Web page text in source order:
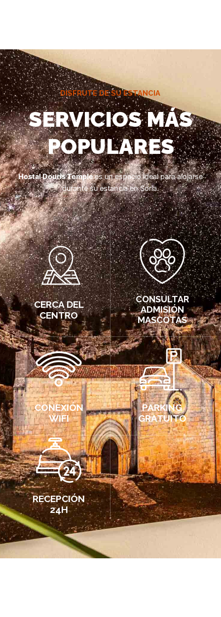
DISFRUTE DE SU ESTANCIA
SERVICIOS MÁS
POPULARES
Hostal Douris Templees un espacio ideal para alojarse
durante su estancia en Soria.
CERCA DEL
CENTRO
CONSULTAR
ADMISIÓN
MASCOTAS
CONEXIÓN
WIFI
PARKING
GRATUITO
RECEPCIÓN
24H